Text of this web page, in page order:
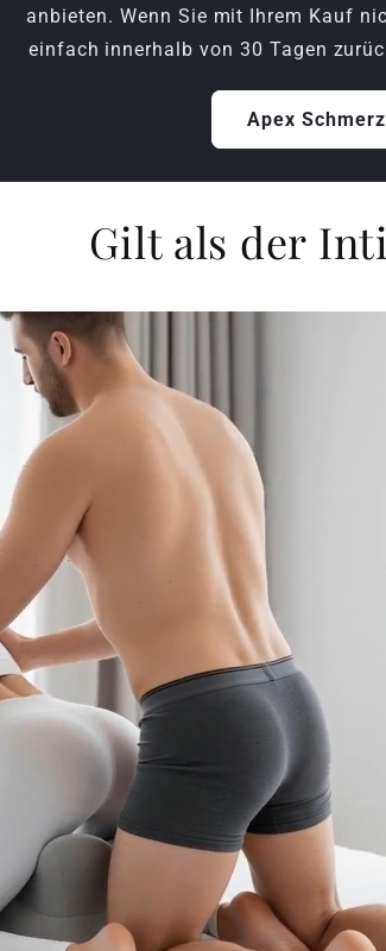
anbieten. Wenn Sie mit Ihrem Kauf
einfach innerhalb von 30 Tagen
Apex
Gilt als der